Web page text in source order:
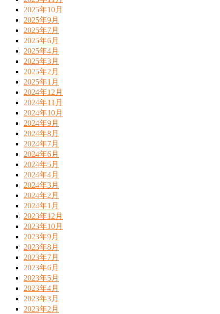
2025年10月
2025年9月
2025年7月
2025年6月
2025年4月
2025年3月
2025年2月
2025年1月
2024年12月
2024年11月
2024年10月
2024年9月
2024年8月
2024年7月
2024年6月
2024年5月
2024年4月
2024年3月
2024年2月
2024年1月
2023年12月
2023年10月
2023年9月
2023年8月
2023年7月
2023年6月
2023年5月
2023年4月
2023年3月
2023年2月